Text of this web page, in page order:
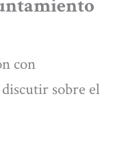
con
sobre el